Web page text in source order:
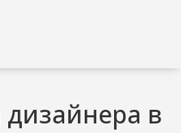
дизайнера в